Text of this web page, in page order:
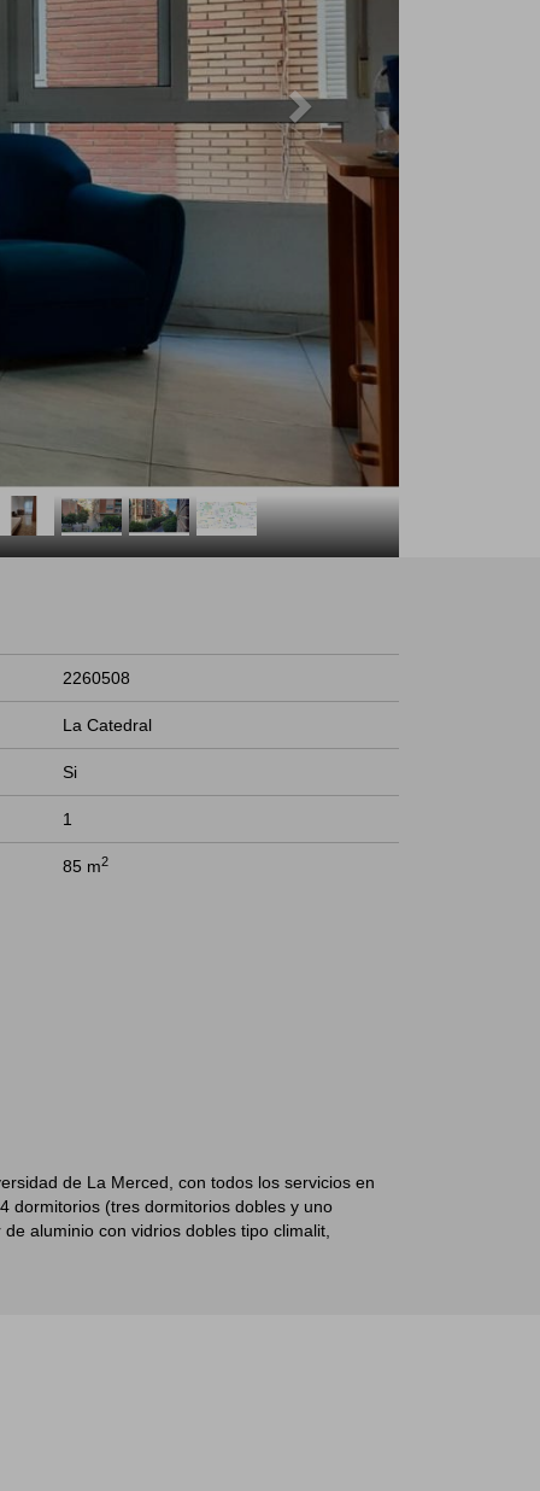
2260508
La Catedral
Si
1
85 m2
de La Merced, con todos los servicios en
dormitorios (tres dormitorios dobles y uno
aluminio con vidrios dobles tipo climalit,